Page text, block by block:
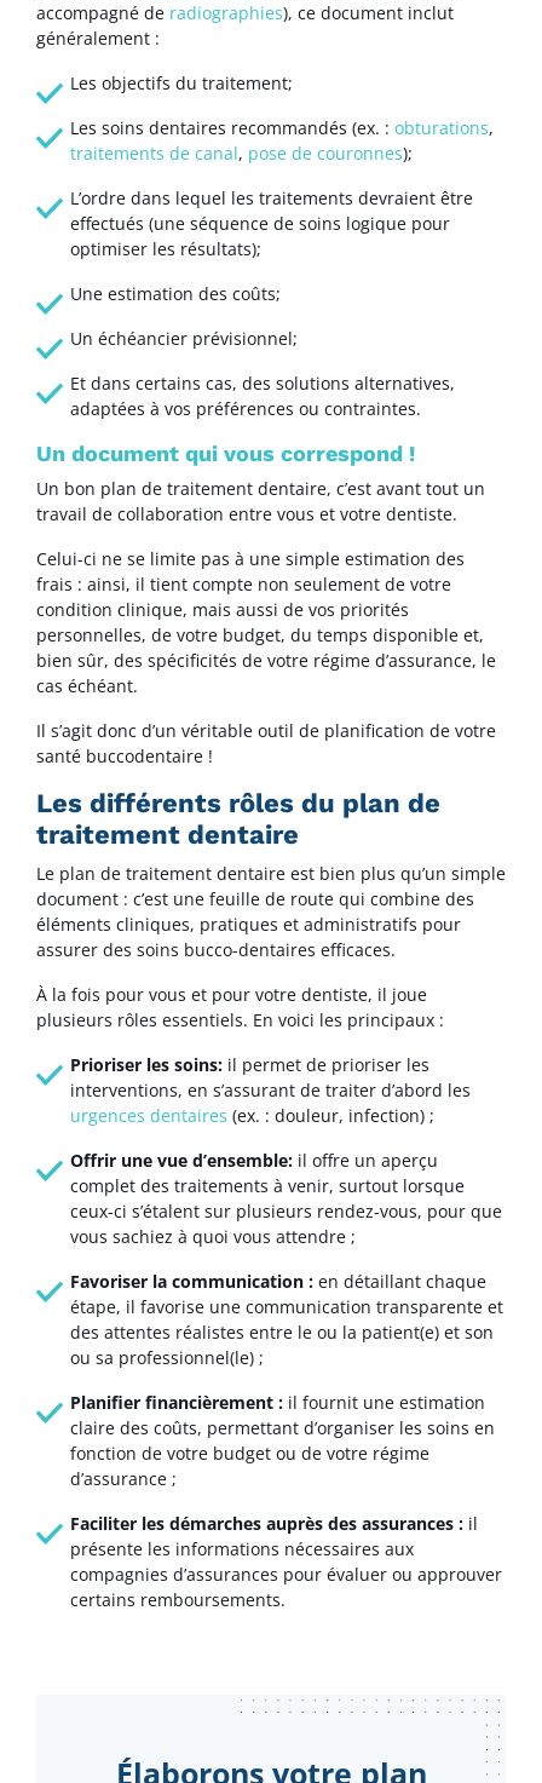
accompagné de radiographies), ce document inclut
généralement :
Les objectifs du traitement;
Les soins dentaires recommandés (ex. : obturations,
traitements de canal, pose de couronnes);
L’ordre dans lequel les traitements devraient être
effectués (une séquence de soins logique pour
optimiser les résultats);
Une estimation des coûts;
Un échéancier prévisionnel;
Et dans certains cas, des solutions alternatives,
adaptées à vos préférences ou contraintes.
Un document qui vous correspond !
Un bon plan de traitement dentaire, c’est avant tout un
travail de collaboration entre vous et votre dentiste.
Celui-ci ne se limite pas à une simple estimation des
frais : ainsi, il tient compte non seulement de votre
condition clinique, mais aussi de vos priorités
personnelles, de votre budget, du temps disponible et,
bien sûr, des spécificités de votre régime d’assurance, le
cas échéant.
Il s’agit donc d’un véritable outil de planification de votre
santé buccodentaire !
Les différents rôles du plan de
traitement dentaire
Le plan de traitement dentaire est bien plus qu’un simple
document : c’est une feuille de route qui combine des
éléments cliniques, pratiques et administratifs pour
assurer des soins bucco-dentaires efficaces.
À la fois pour vous et pour votre dentiste, il joue
plusieurs rôles essentiels. En voici les principaux :
Prioriser les soins: il permet de prioriser les
interventions, en s’assurant de traiter d’abord les
urgences dentaires (ex. : douleur, infection) ;
Offrir une vue d’ensemble: il offre un aperçu
complet des traitements à venir, surtout lorsque
ceux-ci s’étalent sur plusieurs rendez-vous, pour que
vous sachiez à quoi vous attendre ;
Favoriser la communication : en détaillant chaque
étape, il favorise une communication transparente et
des attentes réalistes entre le ou la patient(e) et son
ou sa professionnel(le) ;
Planifier financièrement : il fournit une estimation
claire des coûts, permettant d’organiser les soins en
fonction de votre budget ou de votre régime
d’assurance ;
Faciliter les démarches auprès des assurances : il
présente les informations nécessaires aux
compagnies d’assurances pour évaluer ou approuver
certains remboursements.
Élaborons votre plan